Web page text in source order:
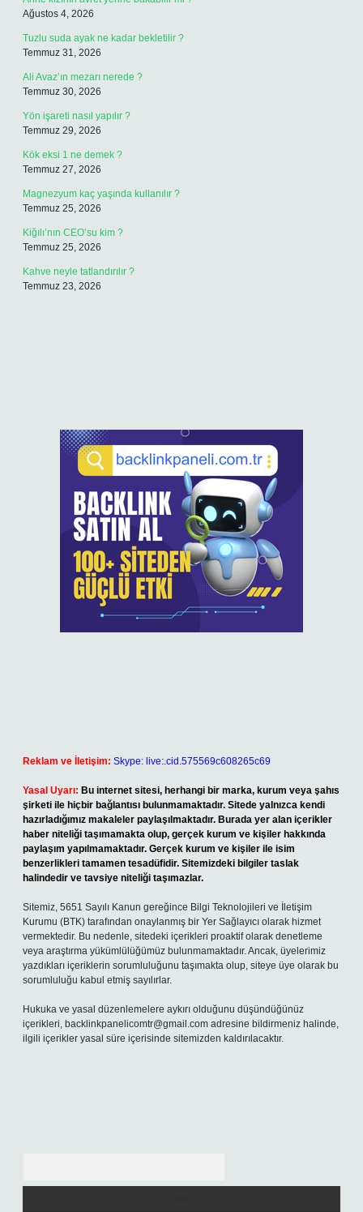
Ağustos 4, 2026
Tuzlu suda ayak ne kadar bekletilir ?
Temmuz 31, 2026
Ali Avaz’ın mezarı nerede ?
Temmuz 30, 2026
Yön işareti nasıl yapılır ?
Temmuz 29, 2026
Kök eksi 1 ne demek ?
Temmuz 27, 2026
Magnezyum kaç yaşında kullanılır ?
Temmuz 25, 2026
Kiğılı’nın CEO’su kim ?
Temmuz 25, 2026
Kahve neyle tatlandırılır ?
Temmuz 23, 2026
Reklam ve İletişim: Skype: live:.cid.575569c608265c69
Yasal Uyarı: Bu internet sitesi, herhangi bir marka, kurum veya şahıs
şirketi ile hiçbir bağlantısı bulunmamaktadır. Sitede yalnızca kendi
hazırladığımız makaleler paylaşılmaktadır. Burada yer alan içerikler
haber niteliği taşımamakta olup, gerçek kurum ve kişiler hakkında
paylaşım yapılmamaktadır. Gerçek kurum ve kişiler ile isim
benzerlikleri tamamen tesadüfidir. Sitemizdeki bilgiler taslak
halindedir ve tavsiye niteliği taşımazlar.
Sitemiz, 5651 Sayılı Kanun gereğince Bilgi Teknolojileri ve İletişim
Kurumu (BTK) tarafından onaylanmış bir Yer Sağlayıcı olarak hizmet
vermektedir. Bu nedenle, sitedeki içerikleri proaktif olarak denetleme
veya araştırma yükümlülüğümüz bulunmamaktadır. Ancak, üyelerimiz
yazdıkları içeriklerin sorumluluğunu taşımakta olup, siteye üye olarak bu
sorumluluğu kabul etmiş sayılırlar.
Hukuka ve yasal düzenlemelere aykırı olduğunu düşündüğünüz
içerikleri, backlinkpanelicomtr@gmail.com adresine bildirmeniz halinde,
ilgili içerikler yasal süre içerisinde sitemizden kaldırılacaktır.